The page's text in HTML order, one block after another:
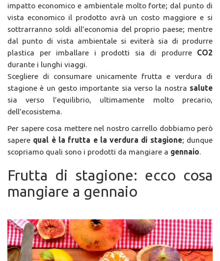
impatto economico e ambientale molto forte; dal punto di
vista economico il prodotto avrà un costo maggiore e si
sottrarranno soldi all’economia del proprio paese; mentre
dal punto di vista ambientale si eviterà sia di produrre
plastica per imballare i prodotti sia di produrre CO2
durante i lunghi viaggi.
Scegliere di consumare unicamente frutta e verdura di
stagione è un gesto importante sia verso la nostra salute
sia verso l’equilibrio, ultimamente molto precario,
dell’ecosistema.
Per sapere cosa mettere nel nostro carrello dobbiamo però
sapere qual è la frutta e la verdura di stagione; dunque
scopriamo quali sono i prodotti da mangiare a gennaio.
Frutta di stagione: ecco cosa
mangiare a gennaio